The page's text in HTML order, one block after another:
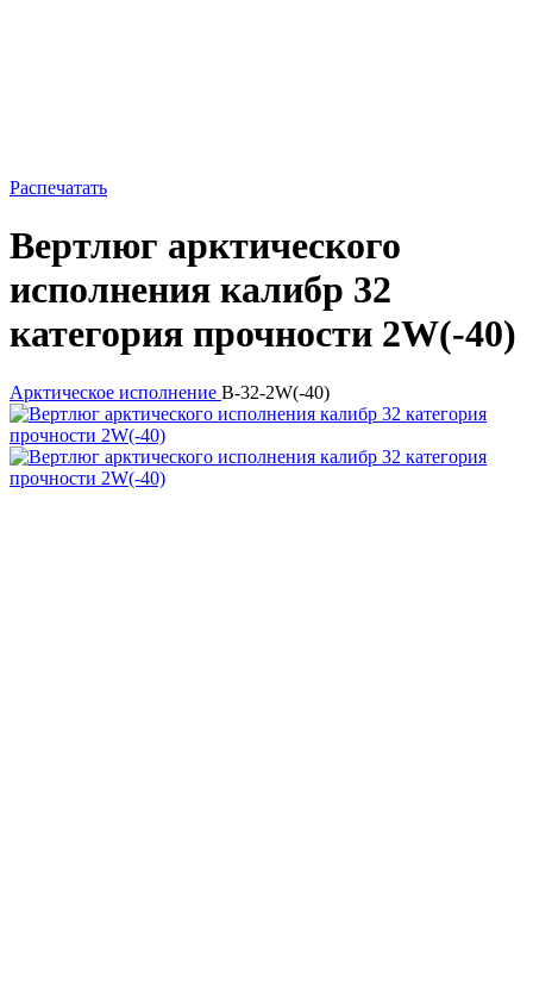
Распечатать
Вертлюг арктического
исполнения калибр 32
категория прочности 2W(-40)
Арктическое исполнение В-32-2W(-40)